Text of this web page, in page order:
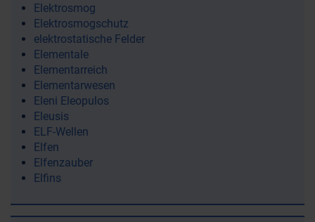
Elektrosmog
Elektrosmogschutz
elektrostatische Felder
Elementale
Elementarreich
Elementarwesen
Eleni Eleopulos
Eleusis
ELF-Wellen
Elfen
Elfenzauber
Elfins